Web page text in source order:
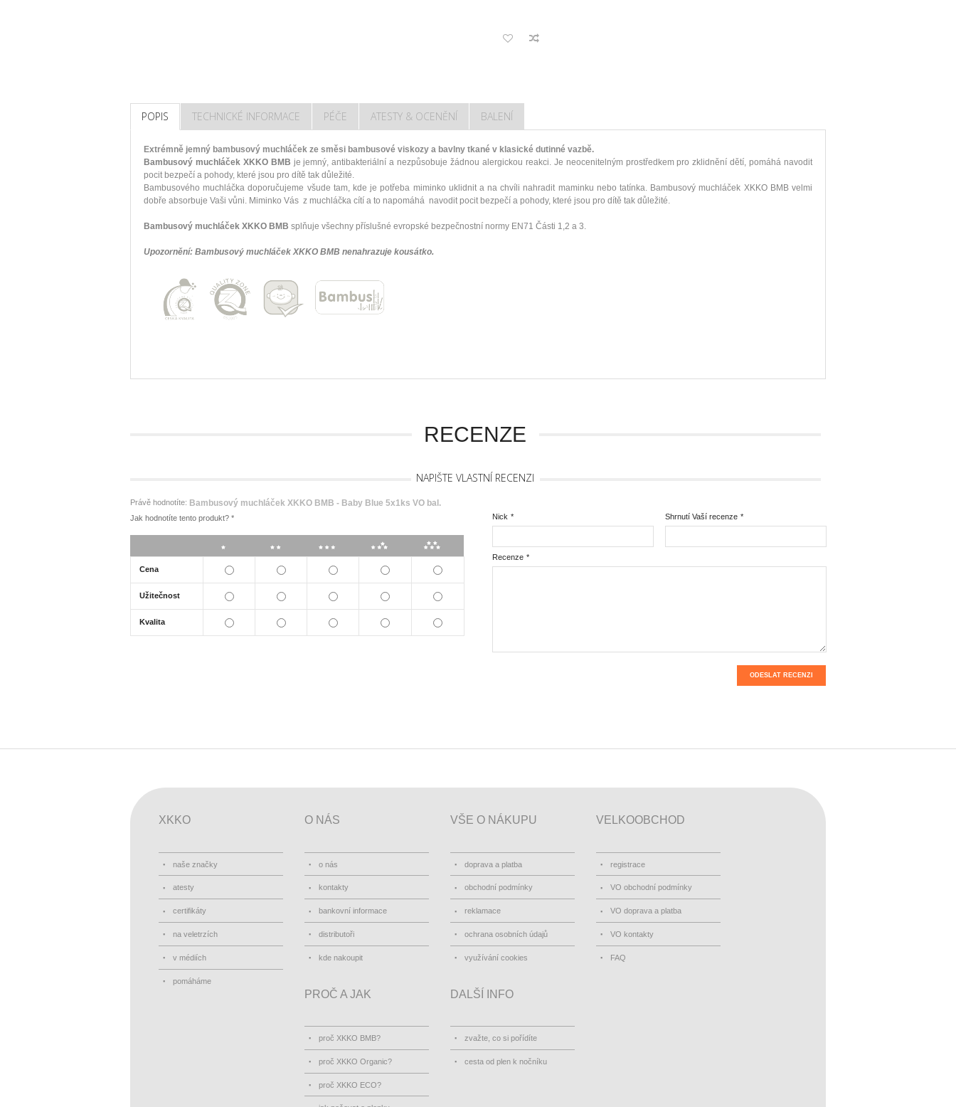
POPIS TECHNICKÉ INFORMACE PÉČE ATESTY & OCENĚNÍ BALENÍ
Extrémně jemný bambusový muchláček ze směsi bambusové viskozy a bavlny tkané v klasické dutinné vazbě.
Bambusový muchláček XKKO BMB je jemný, antibakteriální a nezpůsobuje žádnou alergickou reakci. Je neocenitelným prostředkem pro zklidnění dětí, pomáhá navodit
pocit bezpečí a pohody, které jsou pro dítě tak důležité.
Bambusového muchláčka doporučujeme všude tam, kde je potřeba miminko uklidnit a na chvíli nahradit maminku nebo tatínka. Bambusový muchláček XKKO BMB velmi
dobře absorbuje Vaši vůni. Miminko Vás z muchláčka cítí a to napomáhá navodit pocit bezpečí a pohody, které jsou pro dítě tak důležité.
Bambusový muchláček XKKO BMB splňuje všechny příslušné evropské bezpečnostní normy EN71 Části 1,2 a 3.
Upozornění: Bambusový muchláček XKKO BMB nenahrazuje kousátko.
RECENZE
NAPIŠTE VLASTNÍ RECENZI
Právě hodnotíte: Bambusový muchláček XKKO BMB - Baby Blue 5x1ks VO bal.
Jak hodnotíte tento produkt? *
Cena
Užitečnost
Kvalita
*
Nick *
Shrnutí Vaší recenze
*
Recenze
ODESLAT RECENZI
XKKO
naše značky
atesty
certifikáty
na veletrzích
v médiích
pomáháme
O NÁS
o nás
kontakty
bankovní informace
distributoři
kde nakoupit
VŠE O NÁKUPU
doprava a platba
obchodní podmínky
reklamace
ochrana osobních údajů
využívání cookies
VELKOOBCHOD
registrace
VO obchodní podmínky
VO doprava a platba
VO kontakty
FAQ
PROČ A JAK
proč XKKO BMB?
proč XKKO Organic?
proč XKKO ECO?
DALŠÍ INFO
zvažte, co si pořídíte
cesta od plen k nočníku